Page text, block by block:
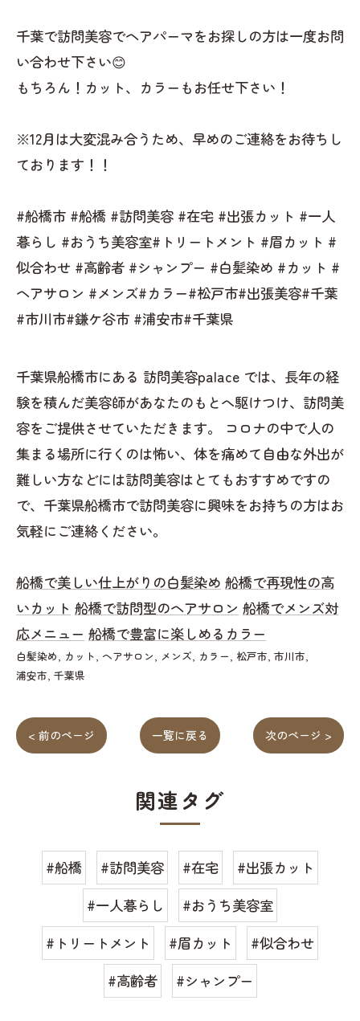
千葉で訪問美容でヘアパーマをお探しの方は一度お問
い合わせ下さい😊
もちろん！カット、カラーもお任せ下さい！
※12月は大変混み合うため、早めのご連絡をお待ちし
ております！！
#船橋市 #船橋 #訪問美容 #在宅 #出張カット #一人
暮らし #おうち美容室#トリートメント #眉カット #
似合わせ #高齢者 #シャンプー #白髪染め #カット #
ヘアサロン #メンズ#カラー#松戸市#出張美容#千葉
#市川市#鎌ケ谷市 #浦安市#千葉県
千葉県船橋市にある 訪問美容palace では、長年の経
験を積んだ美容師があなたのもとへ駆けつけ、訪問美
容をご提供させていただきます。 コロナの中で人の
集まる場所に行くのは怖い、体を痛めて自由な外出が
難しい方などには訪問美容はとてもおすすめですの
で、千葉県船橋市で訪問美容に興味をお持ちの方はお
気軽にご連絡ください。
船橋で美しい仕上がりの白髪染め 船橋で再現性の高
いカット 船橋で訪問型のヘアサロン 船橋でメンズ対
応メニュー 船橋で豊富に楽しめるカラー
白髪染め カット ヘアサロン メンズ カラー 松戸市 市川市
浦安市 千葉県
< 前のページ 一覧に戻る 次のページ >
関連タグ
#船橋 #訪問美容 #在宅
#出張カット
#一人暮らし
#おうち美容室
#トリートメント
#眉カット
#似合わせ
#高齢者
#シャンプー